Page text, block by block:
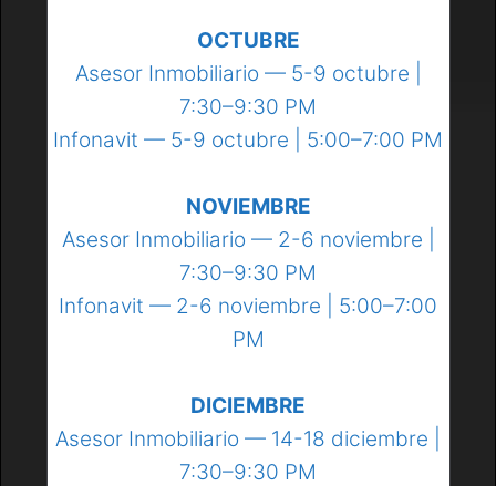
OCTUBRE
Asesor Inmobiliario — 5-9 octubre |
7:30–9:30 PM
Infonavit — 5-9 octubre | 5:00–7:00 PM
NOVIEMBRE
Asesor Inmobiliario — 2-6 noviembre |
7:30–9:30 PM
Infonavit — 2-6 noviembre | 5:00–7:00
PM
DICIEMBRE
Asesor Inmobiliario — 14-18 diciembre |
7:30–9:30 PM